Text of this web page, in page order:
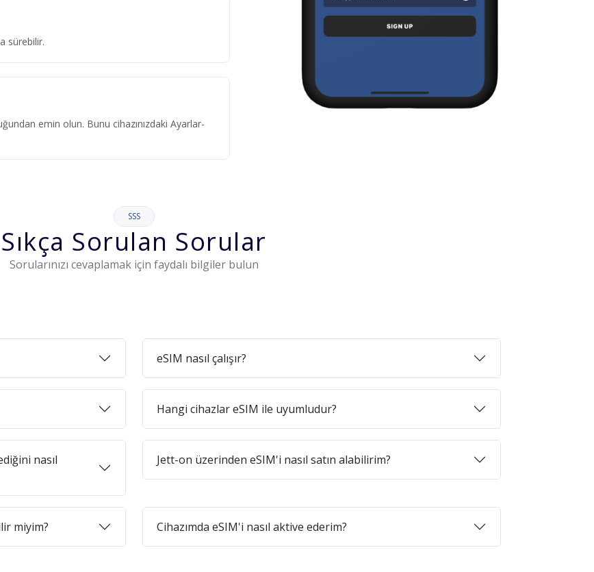
sürebilir.
emin olun. Bunu cihazınızdaki Ayarlar-
SSS
Sıkça Sorulan Sorular
Sorularınızı cevaplamak için faydalı bilgiler bulun
eSIM nasıl çalışır?
Hangi cihazlar eSIM ile uyumludur?
nasıl
Jett-on üzerinden eSIM'i nasıl satın alabilirim?
miyim? Cihazımda eSIM'i nasıl aktive ederim?